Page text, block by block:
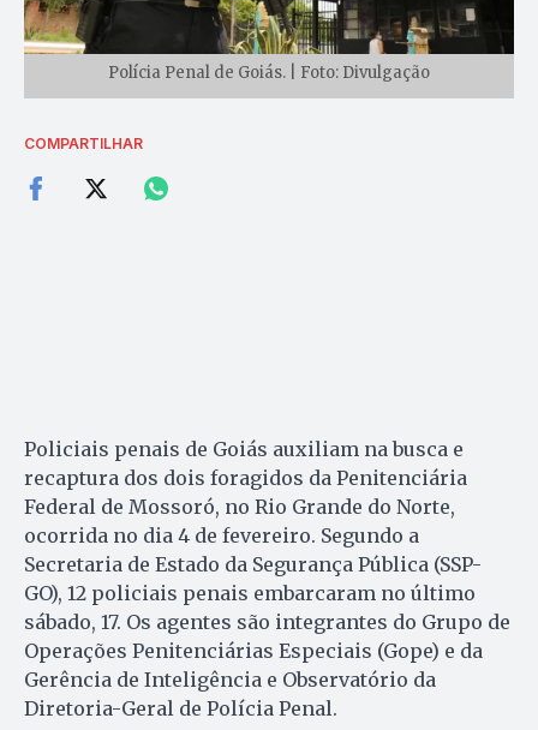
Polícia Penal de Goiás. | Foto: Divulgação
COMPARTILHAR
Policiais penais de Goiás auxiliam na busca e
recaptura dos dois foragidos da Penitenciária
Federal de Mossoró, no Rio Grande do Norte,
ocorrida no dia 4 de fevereiro. Segundo a
Secretaria de Estado da Segurança Pública (SSP-
GO), 12 policiais penais embarcaram no último
sábado, 17. Os agentes são integrantes do Grupo de
Operações Penitenciárias Especiais (Gope) e da
Gerência de Inteligência e Observatório da
Diretoria-Geral de Polícia Penal.